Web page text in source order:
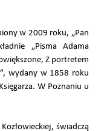
w 2009 roku, „Pan
„Pisma Adama
Z portretem
wydany w 1858 roku
W Poznaniu u
świadczą